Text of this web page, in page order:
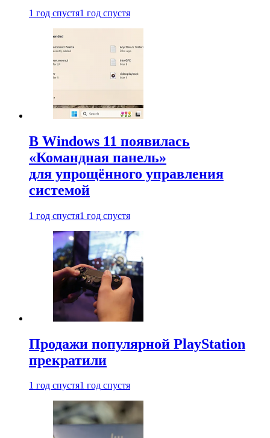
1 год спустя1 год спустя
В Windows 11 появилась
«Командная панель»
для упрощённого управления
системой
1 год спустя1 год спустя
Продажи популярной PlayStation
прекратили
1 год спустя1 год спустя